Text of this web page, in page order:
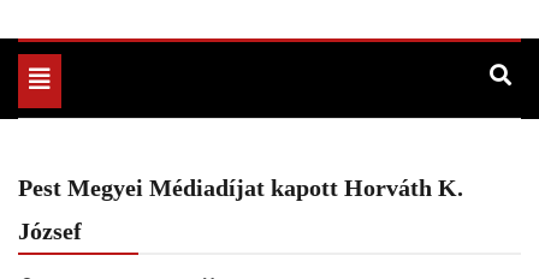
Toggle
navigation
Pest Megyei Médiadíjat kapott Horváth K.
József